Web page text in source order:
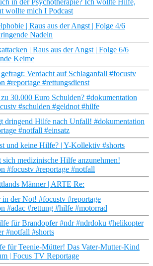
in der Psychotherapie? Ich wollte Hilfe,
wollte mich I Podcast
| Raus aus der Angst | Folge 4/6
Nadeln
| Raus aus der Angst | Folge 6/6
Keime
Verdacht auf Schlaganfall #focustv
#reportage #rettungsdienst
30.000 Euro Schulden? #dokumentation
#schulden #geldnot #hilfe
dringend Hilfe nach Unfall! #dokumentation
#notfall #einsatz
und keine Hilfe? | Y-Kollektiv #shorts
sich medizinische Hilfe anzunehmen!
#focustv #reportage #notfall
Männer | ARTE Re:
der Not! #focustv #reportage
#adac #rettung #hilfe #motorrad
für Brandopfer #ndr #ndrdoku #helikopter
#notfall #shorts
für Teenie-Mütter! Das Vater-Mutter-Kind
| Focus TV Reportage